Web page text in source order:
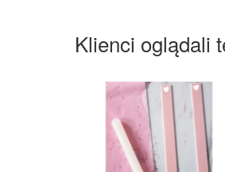
Klienci oglądali